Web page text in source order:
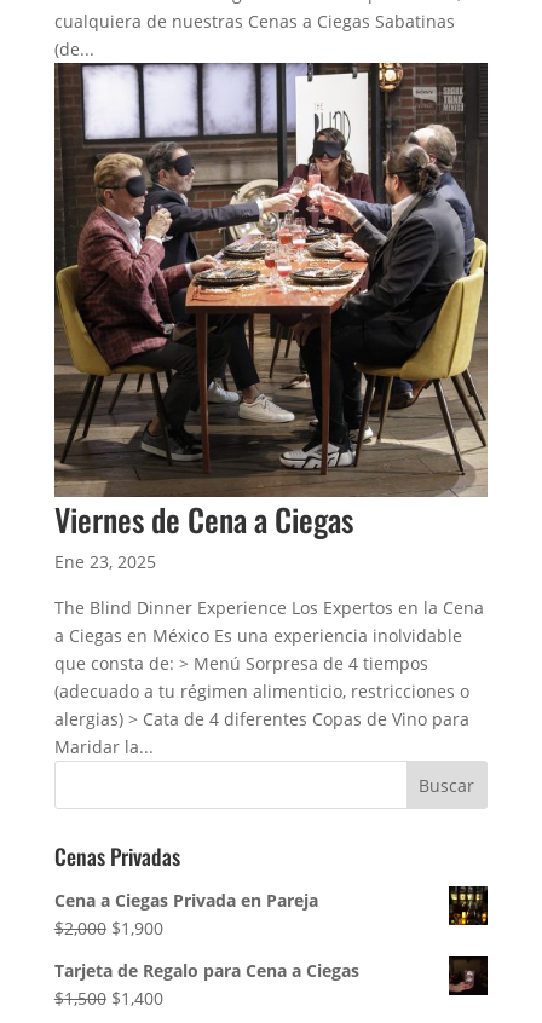
cualquiera de nuestras Cenas a Ciegas Sabatinas
(de...
Viernes de Cena a Ciegas
Ene 23, 2025
The Blind Dinner Experience Los Expertos en la Cena
a Ciegas en México Es una experiencia inolvidable
que consta de: > Menú Sorpresa de 4 tiempos
(adecuado a tu régimen alimenticio, restricciones o
alergias) > Cata de 4 diferentes Copas de Vino para
Maridar la...
Cenas Privadas
Cena a Ciegas Privada en Pareja
$2,000 El
original
era:
$1,900El
actual
es:
Tarjeta de Regalo para Cena a Ciegas
$1,500 El
$1,400El